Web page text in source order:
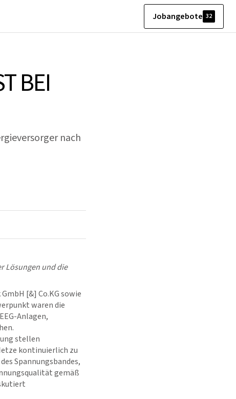
Jobangebote 32
BEI
nach
Lösungen und die
[&] Co.KG sowie
waren die
Anlagen,
stellen
kontinuierlich zu
Spannungsbandes,
gemäß